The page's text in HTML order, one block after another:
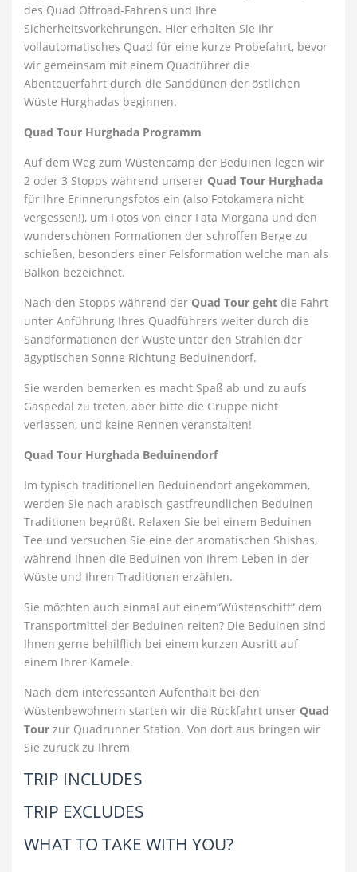
des Quad Offroad-Fahrens und Ihre
Sicherheitsvorkehrungen. Hier erhalten Sie Ihr
vollautomatisches Quad für eine kurze Probefahrt, bevor
wir gemeinsam mit einem Quadführer die
Abenteuerfahrt durch die Sanddünen der östlichen
Wüste Hurghadas beginnen.
Quad Tour Hurghada Programm
Auf dem Weg zum Wüstencamp der Beduinen legen wir
2 oder 3 Stopps während unserer Quad Tour Hurghada
für Ihre Erinnerungsfotos ein (also Fotokamera nicht
vergessen!), um Fotos von einer Fata Morgana und den
wunderschönen Formationen der schroffen Berge zu
schießen, besonders einer Felsformation welche man als
Balkon bezeichnet.
Nach den Stopps während der Quad Tour geht die Fahrt
unter Anführung Ihres Quadführers weiter durch die
Sandformationen der Wüste unter den Strahlen der
ägyptischen Sonne Richtung Beduinendorf.
Sie werden bemerken es macht Spaß ab und zu aufs
Gaspedal zu treten, aber bitte die Gruppe nicht
verlassen, und keine Rennen veranstalten!
Quad Tour Hurghada Beduinendorf
Im typisch traditionellen Beduinendorf angekommen,
werden Sie nach arabisch-gastfreundlichen Beduinen
Traditionen begrüßt. Relaxen Sie bei einem Beduinen
Tee und versuchen Sie eine der aromatischen Shishas,
während Ihnen die Beduinen von Ihrem Leben in der
Wüste und Ihren Traditionen erzählen.
Sie möchten auch einmal auf einem“Wüstenschiff“ dem
Transportmittel der Beduinen reiten? Die Beduinen sind
Ihnen gerne behilflich bei einem kurzen Ausritt auf
einem Ihrer Kamele.
Nach dem interessanten Aufenthalt bei den
Wüstenbewohnern starten wir die Rückfahrt unser Quad
Tour zur Quadrunner Station. Von dort aus bringen wir
Sie zurück zu Ihrem
TRIP INCLUDES
TRIP EXCLUDES
WHAT TO TAKE WITH YOU?